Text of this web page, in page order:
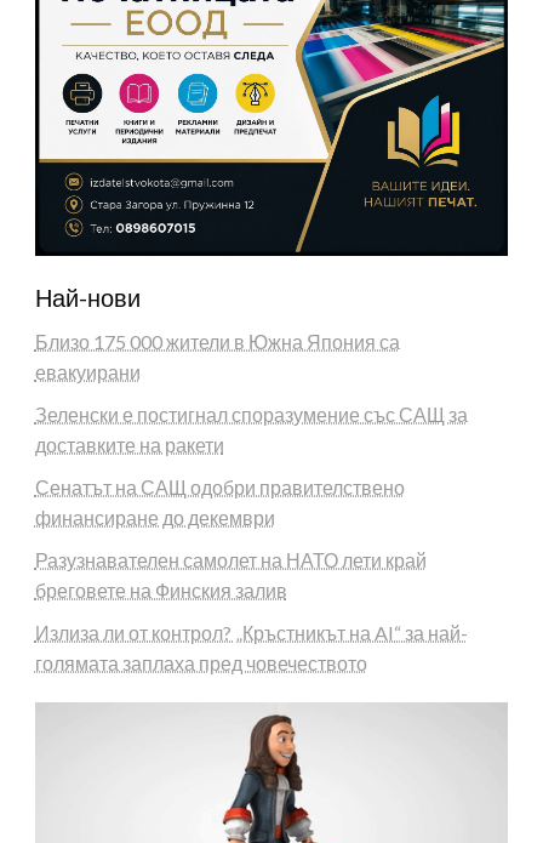
Най-нови
Близо 175 000 жители в Южна Япония са
евакуирани
Зеленски е постигнал споразумение със САЩ за
доставките на ракети
Сенатът на САЩ одобри правителствено
финансиране до декември
Разузнавателен самолет на НАТО лети край
бреговете на Финския залив
Излиза ли от контрол? „Кръстникът на AI“ за най-
голямата заплаха пред човечеството